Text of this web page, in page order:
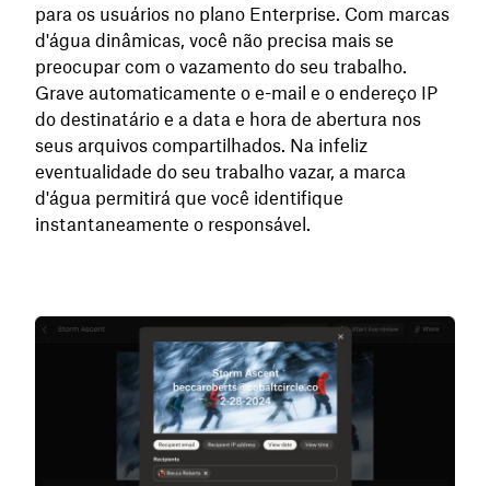
para os usuários no plano Enterprise. Com marcas
d'água dinâmicas, você não precisa mais se
preocupar com o vazamento do seu trabalho.
Grave automaticamente o e-mail e o endereço IP
do destinatário e a data e hora de abertura nos
seus arquivos compartilhados. Na infeliz
eventualidade do seu trabalho vazar, a marca
d'água permitirá que você identifique
instantaneamente o responsável.